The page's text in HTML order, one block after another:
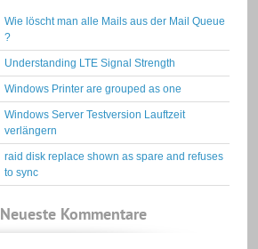
Wie löscht man alle Mails aus der Mail Queue
?
Understanding LTE Signal Strength
Windows Printer are grouped as one
Windows Server Testversion Lauftzeit
verlängern
raid disk replace shown as spare and refuses
to sync
Neueste Kommentare